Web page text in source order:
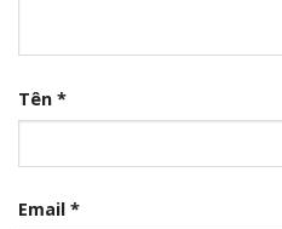
Tên *
Email *